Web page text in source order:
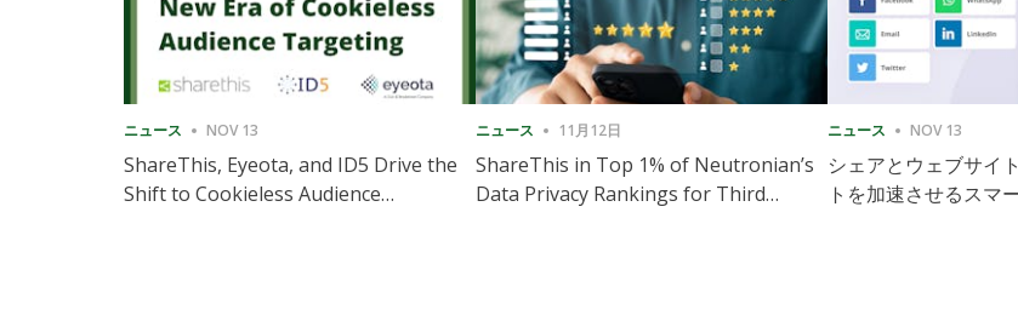
ニュース NOV 13
ShareThis, Eyeota, and ID5 Drive the
Shift to Cookieless Audience
ニュース 11月12日
ShareThis in Top 1% of Neutronian’s
Data Privacy Rankings for Third
ニュース NOV 13
シェアとウェブサイ
トを加速させるスマ